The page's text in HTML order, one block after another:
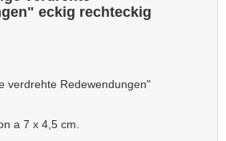
eckig rechteckig
verdrehte Redewendungen"
a 7 x 4,5 cm.